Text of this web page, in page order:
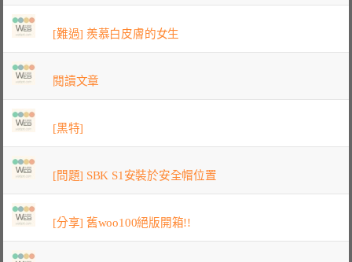
[難過] 羨慕白皮膚的女生
閱讀文章
[黑特]
[問題] SBK S1安裝於安全帽位置
[分享] 舊woo100絕版開箱!!